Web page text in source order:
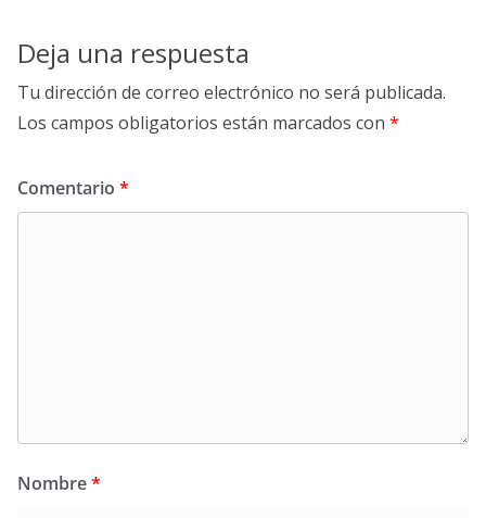
Deja una respuesta
Tu dirección de correo electrónico no será publicada.
Los campos obligatorios están marcados con *
Comentario *
Nombre*